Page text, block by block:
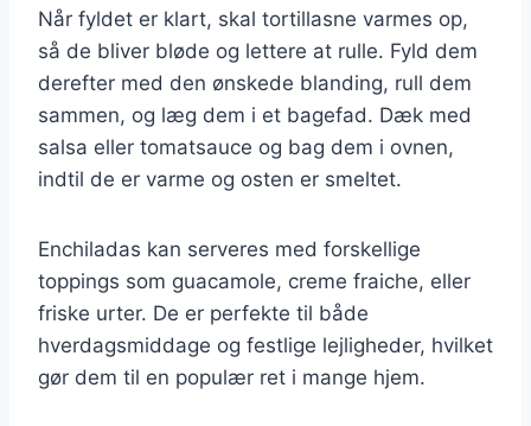
Når fyldet er klart, skal tortillasne varmes op,
så de bliver bløde og lettere at rulle. Fyld dem
derefter med den ønskede blanding, rull dem
sammen, og læg dem i et bagefad. Dæk med
salsa eller tomatsauce og bag dem i ovnen,
indtil de er varme og osten er smeltet.
Enchiladas kan serveres med forskellige
toppings som guacamole, creme fraiche, eller
friske urter. De er perfekte til både
hverdagsmiddage og festlige lejligheder, hvilket
gør dem til en populær ret i mange hjem.